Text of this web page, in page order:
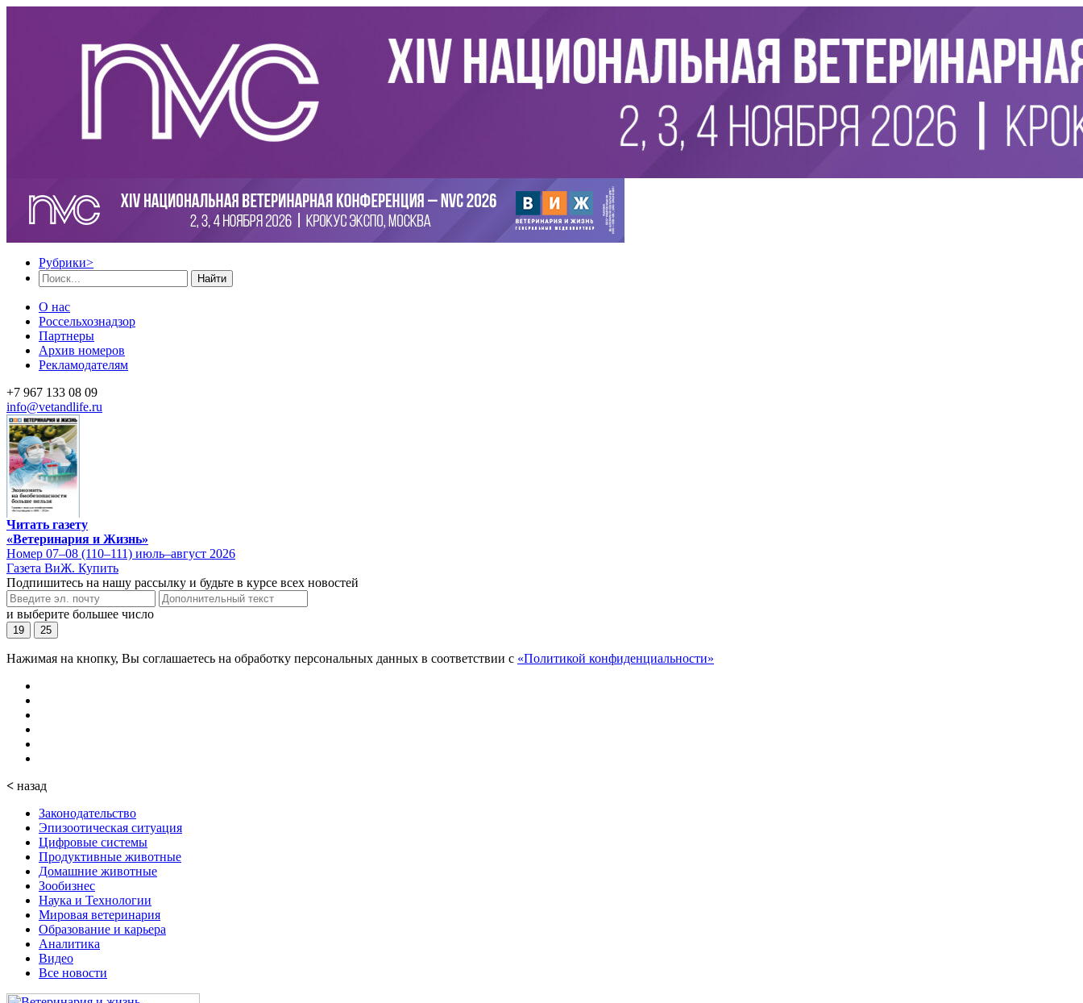
Рубрики>
Найти
О нас
Россельхознадзор
Партнеры
Архив номеров
Рекламодателям
+7 967 133 08 09
info@vetandlife.ru
Читать газету
«Ветеринария и Жизнь»
Номер 07–08 (110–111) июль–август 2026
Газета ВиЖ. Купить
Подпишитесь на нашу рассылку и будьте в курсе всех новостей
и выберите большее число
19 25
Нажимая на кнопку, Вы соглашаетесь на обработку персональных данных в соответствии с «Политикой конфиденциальности»
< назад
Законодательство
Эпизоотическая ситуация
Цифровые системы
Продуктивные животные
Домашние животные
Зообизнес
Наука и Технологии
Мировая ветеринария
Образование и карьера
Аналитика
Видео
Все новости